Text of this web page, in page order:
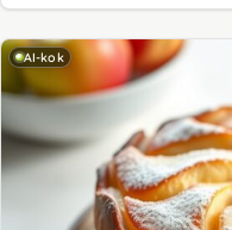
AI-kok